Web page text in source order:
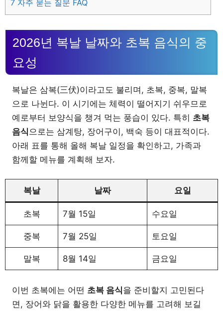
7 자주 묻는 질문 FAQ
2026년 복날 날짜와 초복 음식의 중
요성
복날은 삼복(三伏)이라고도 불리며, 초복, 중복, 말복
으로 나뉜다. 이 시기에는 체력이 떨어지기 쉬우므로
예로부터 보양식을 챙겨 먹는 풍습이 있다. 특히 초복
음식 으로는 삼계탕, 장어구이, 백숙 등이 대표적이다.
아래 표를 통해 올해 복날 일정을 확인하고, 가족과
함께할 메뉴를 계획해 보자.
복날 날짜 요일
초복 7월 15일 수요일
중복 7월 25일 토요일
말복 8월 14일 금요일
이번 초복에는 어떤 초복 음식을 준비할지 고민된다
면, 장어와 닭을 활용한 다양한 메뉴를 고려해 보길